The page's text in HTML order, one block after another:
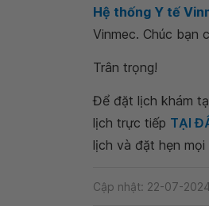
Hệ thống Y tế
Vinmec. Chúc bạn
Trân trọng!
Để đặt lịch khám
lịch trực tiếp TẠI
lịch và đặt hẹn mọi
Cập nhật: 22-07-2024